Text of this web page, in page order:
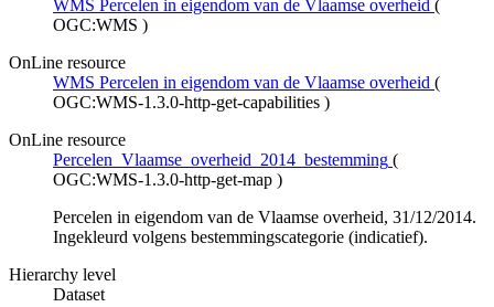
WMS Percelen in eigendom van de Vlaamse overheid (
OGC:WMS )
OnLine resource
WMS Percelen in eigendom van de Vlaamse overheid (
OGC:WMS-1.3.0-http-get-capabilities )
OnLine resource
Percelen_Vlaamse_overheid_2014_bestemming (
OGC:WMS-1.3.0-http-get-map )
Percelen in eigendom van de Vlaamse overheid, 31/12/2014.
Ingekleurd volgens bestemmingscategorie (indicatief).
Hierarchy level
Dataset